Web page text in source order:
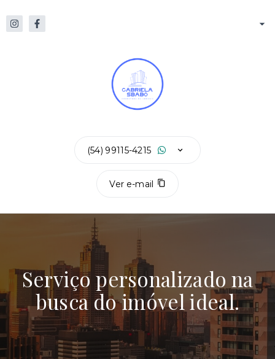
Ver e-mail
(54) 99115-4215
Serviço personalizado na
busca do imóvel ideal.